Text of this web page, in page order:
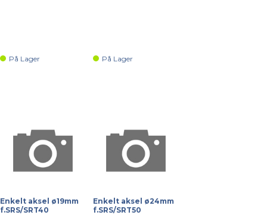
På Lager På Lager
Enkelt aksel ø19mm
f.SRS/SRT40
Enkelt aksel ø24mm
f.SRS/SRT50